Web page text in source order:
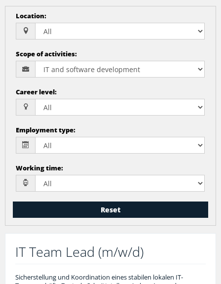
Location:
Scope of activities:
Career level:
Employment type:
Working time:
Reset
IT Team Lead (m/w/d)
Sicherstellung und Koordination eines stabilen lokalen IT-